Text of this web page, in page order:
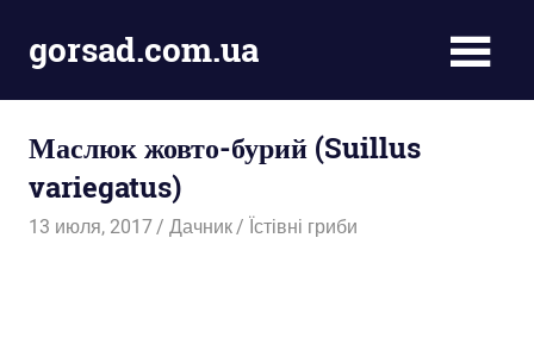
перейти
к
gorsad.com.ua
іМаслюк жовто-бурий (Suillus
variegatus)
13 июля, 2017 Дачник Їстівні гриби